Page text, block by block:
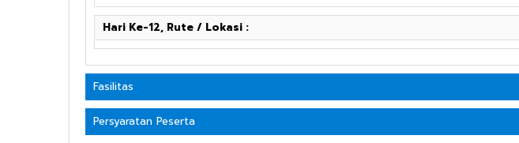
Hari Ke-12, Rute / Lokasi :
Fasilitas
Persyaratan Peserta